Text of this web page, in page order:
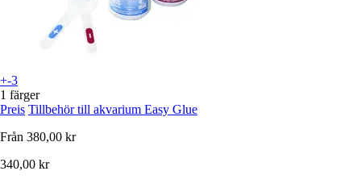
+-3
1 färger
Preis Tillbehör till akvarium Easy Glue
Från 380,00 kr
340,00 kr